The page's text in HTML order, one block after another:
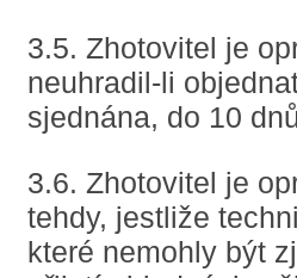
3.5. Zhotovitel je
neuhradil-li
sjednána, do 10
3.6. Zhotovitel je
tehdy, jestliže
které nemohly být